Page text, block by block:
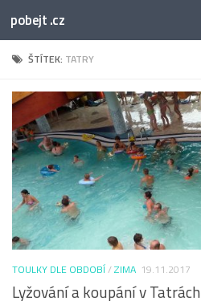
pobejt .cz
ŠTÍTEK: TATRY
TOULKY DLE OBDOBÍ/ZIMA 19.11.2017
Lyžování a koupání v Tatrách